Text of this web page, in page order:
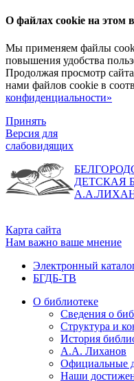
О файлах cookie на этом
Мы применяем файлы
повышения удобства
Продолжая просмотр
нами файлов cookie в
конфиденциальности»
Принять
Версия для
слабовидящих
ДЕТСКАЯ
Карта сайта
Нам важно ваше мнение
Электронный
БГДБ-ТВ
О библиотеке
Сведения о
Структура и
История
А.А. Лиханов
Официальные
Наши